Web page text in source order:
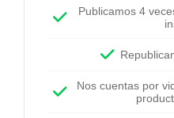
Publicamos 4
Nos cuentas por